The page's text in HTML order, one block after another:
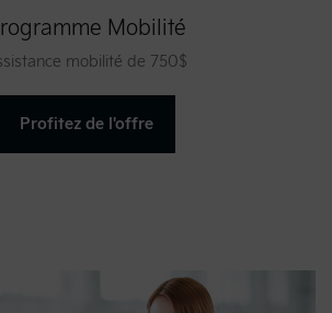
Mobilité
mobilité de 750$
Profitez de l'offre